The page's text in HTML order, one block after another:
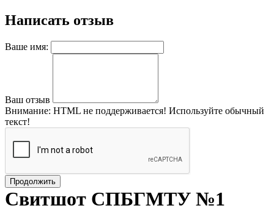
Написать отзыв
Ваше имя:
Ваш отзыв
Внимание: HTML не поддерживается! Используйте обычный
текст!
Продолжить
Свитшот СПБГМТУ №1